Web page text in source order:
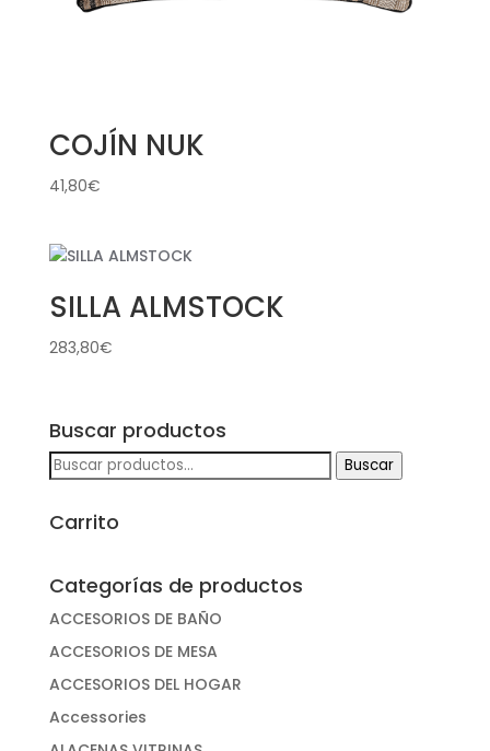
COJÍN NUK
41,80€
SILLA ALMSTOCK
283,80€
Buscar productos
Buscar
Buscar
Carrito
Categorías de productos
ACCESORIOS DE BAÑO
ACCESORIOS DE MESA
ACCESORIOS DEL HOGAR
Accessories